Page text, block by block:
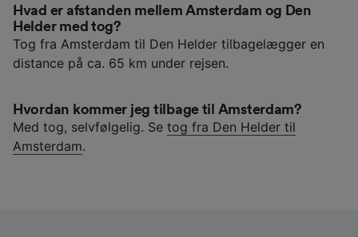
Hvad er afstanden mellem Amsterdam og Den
Helder med tog?
Tog fra Amsterdam til Den Helder tilbagelægger en
distance på ca. 65 km under rejsen.
Hvordan kommer jeg tilbage til Amsterdam?
Med tog, selvfølgelig. Se tog fra Den Helder til
Amsterdam.